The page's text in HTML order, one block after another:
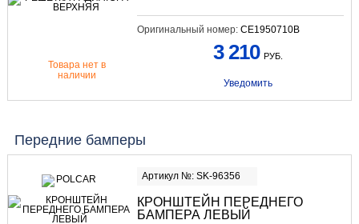
Оригинальный номер: CE1950710B
Товара нет в
наличии
3 210 РУБ.
Уведомить
Передние бамперы
Артикул №: SK-96356
КРОНШТЕЙН ПЕРЕДНЕГО
БАМПЕРА ЛЕВЫЙ